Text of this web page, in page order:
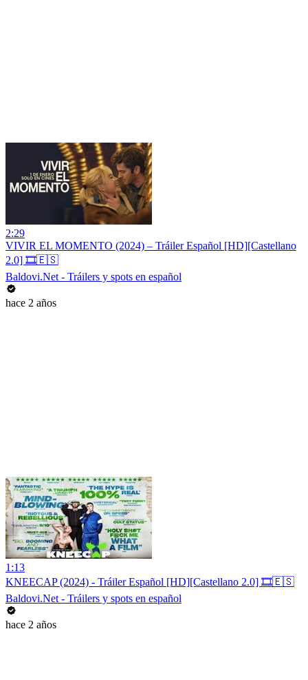
2:29
VIVIR EL MOMENTO (2024) – Tráiler Español [HD][Castellano
2.0] 🎞️🇪🇸
Baldovi.Net - Tráilers y spots en español
hace 2 años
1:13
KNEECAP (2024) - Tráiler Español [HD][Castellano 2.0] 🎞️🇪🇸
Baldovi.Net - Tráilers y spots en español
hace 2 años